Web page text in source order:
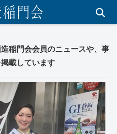
稲門会会員のニュースや、事
載しています